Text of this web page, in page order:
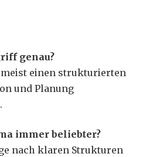
genau?
einen strukturierten
und Planung
immer beliebter?
nach klaren Strukturen